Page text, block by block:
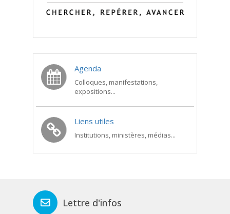
Agenda
Colloques, manifestations,
expositions...
Liens utiles
Institutions, ministères, médias...
Lettre d'infos